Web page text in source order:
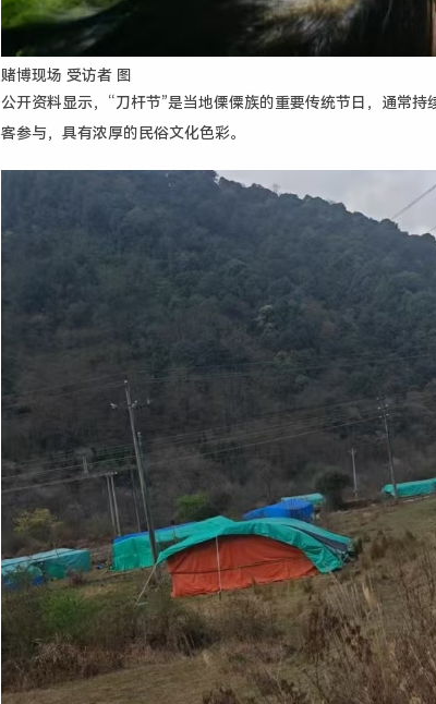
赌博现场 受访者 图
公开资料显示，“刀杆节”是当地傈僳族的重要传统节日，通常
客参与，具有浓厚的民俗文化色彩。